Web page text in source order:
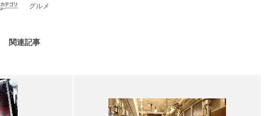
グルメ
関連記事